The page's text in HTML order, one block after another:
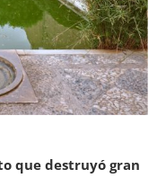
que destruyó gran